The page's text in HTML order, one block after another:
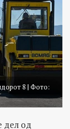
8 | Фото:
дел од